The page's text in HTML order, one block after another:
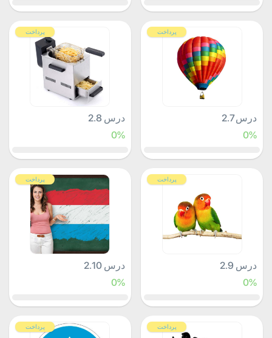
پرداخت
درس 2.7
0%
پرداخت
درس 2.8
0%
پرداخت
درس 2.9
0%
پرداخت
درس 2.10
0%
پرداخت پرداخت